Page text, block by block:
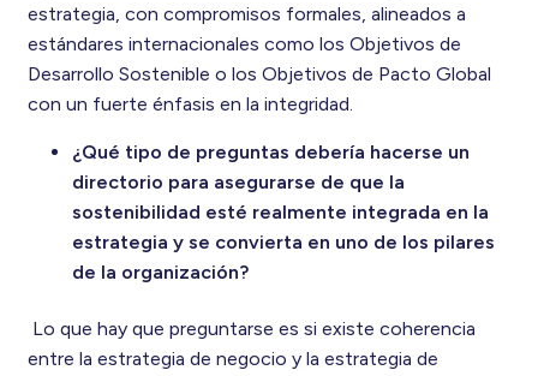
estrategia, con compromisos formales, alineados a
estándares internacionales como los Objetivos de
Desarrollo Sostenible o los Objetivos de Pacto Global
con un fuerte énfasis en la integridad.
¿Qué tipo de preguntas debería hacerse un
directorio para asegurarse de que la
sostenibilidad esté realmente integrada en la
estrategia y se convierta en uno de los pilares
de la organización?
Lo que hay que preguntarse es si existe coherencia
entre la estrategia de negocio y la estrategia de